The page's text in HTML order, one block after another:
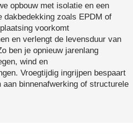
opbouw met isolatie en een
dakbedekking zoals EPDM of
voorkomt
en verlengt de levensduur van
ben je opnieuw jarenlang
wind en
Vroegtijdig ingrijpen bespaart
aan binnenafwerking of structurele